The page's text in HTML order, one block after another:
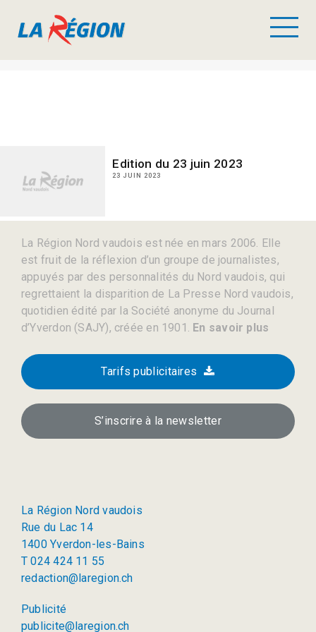
Edition du 23 juin 2023
23 JUIN 2023
La Région Nord vaudois est née en mars 2006. Elle
est fruit de la réflexion d’un groupe de journalistes,
appuyés par des personnalités du Nord vaudois, qui
regrettaient la disparition de La Presse Nord vaudois,
quotidien édité par la Société anonyme du Journal
d’Yverdon (SAJY), créée en 1901. En savoir plus
Tarifs publicitaires
S’inscrire à la newsletter
La Région Nord vaudois
Rue du Lac 14
1400 Yverdon-les-Bains
T 024 424 11 55
redaction@laregion.ch
Publicité
publicite@laregion.ch